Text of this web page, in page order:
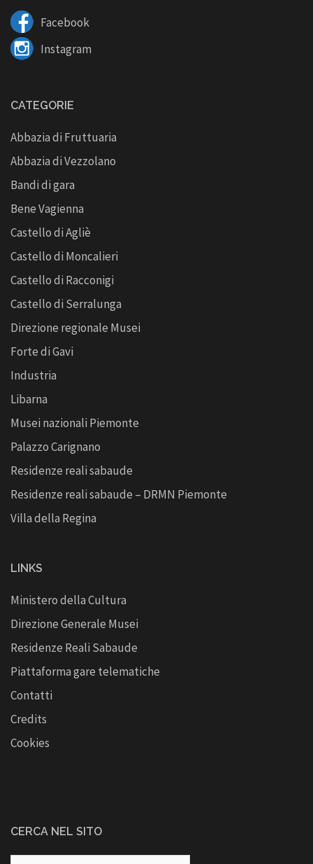
Facebook
Instagram
CATEGORIE
Abbazia di Fruttuaria
Abbazia di Vezzolano
Bandi di gara
Bene Vagienna
Castello di Agliè
Castello di Moncalieri
Castello di Racconigi
Castello di Serralunga
Direzione regionale Musei
Forte di Gavi
Industria
Libarna
Musei nazionali Piemonte
Palazzo Carignano
Residenze reali sabaude
Residenze reali sabaude – DRMN Piemonte
Villa della Regina
LINKS
Ministero della Cultura
Direzione Generale Musei
Residenze Reali Sabaude
Piattaforma gare telematiche
Contatti
Credits
Cookies
CERCA NEL SITO